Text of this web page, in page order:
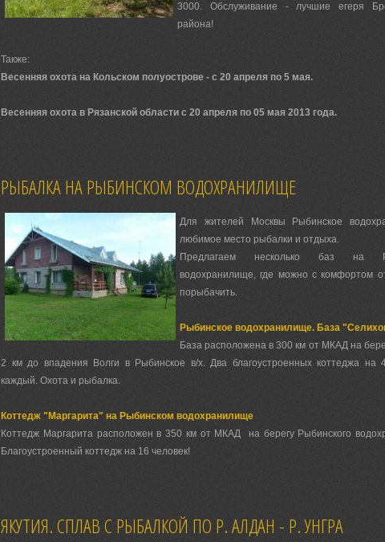
3000. Обслуживание - лучшие егеря
района!
Также:
Весенняя охота на Кольском полуострове - с 20 апреля по 5 мая.
Весенняя охота в Рязанской области с 20 апреля по 05 мая 2013 года.
РЫБАЛКА НА РЫБИНСКОМ ВОДОХРАНИЛИЩЕ
Для жителей Москвы Рыбинское
любимое место рыбалки и отдыха.
Предлагаем несколько баз на
водохранилище, где можно с комфортом
порыбачить.
Рыбинское водохранилище. База
База расположена в 300 км от МКАД на
2 км до впадения Волги в Рыбинское в/х. Два благоустроенных коттеджа на
каждый. Охота и рыбалка.
Коттедж "Маргарита" на Рыбинском водохранилище
Коттедж Маргарита расположен в 350 км от МКАД на берегу Рыбинского
Благоустроенный коттедж на 16 человек!
ЯКУТИЯ. СПЛАВ С РЫБАЛКОЙ ПО Р. АЛДАН - Р. УНГРА